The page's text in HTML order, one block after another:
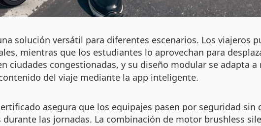
solución versátil para diferentes escenarios. Los viajeros
mientras que los estudiantes lo aprovechan para
ciudades congestionadas, y su diseño modular se adapta a
del viaje mediante la app inteligente.
asegura que los equipajes pasen por seguridad sin
las jornadas. La combinación de motor brushless